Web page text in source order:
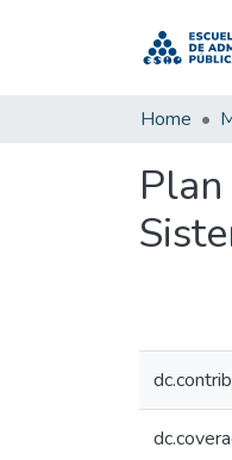
Home